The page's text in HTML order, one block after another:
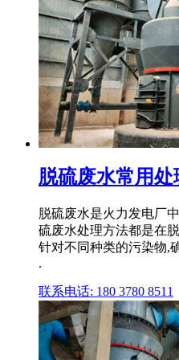
脱硫废水常用
脱硫废水是火力发电厂
硫废水处理方法都是在
针对不同种类的污染物,
.
联系电话: 180 3780 8511